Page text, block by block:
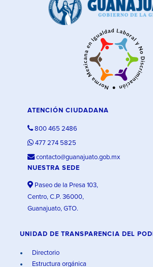
ATENCIÓN CIUDADANA
800 465 2486
477 274 5825
contacto@guanajuato.gob.mx
NUESTRA SEDE
Paseo de la Presa 103,
Centro, C.P. 36000,
Guanajuato, GTO.
UNIDAD DE TRANSPARENCIA DEL
Directorio
Estructura orgánica